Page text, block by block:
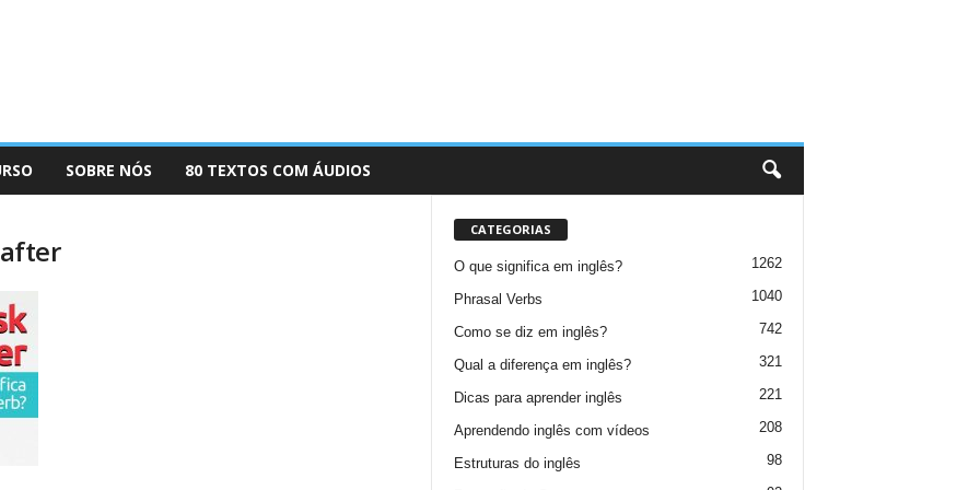
SOBRE NÓS 80 TEXTOS COM ÁUDIOS
CATEGORIAS
O que significa em inglês? 1262
Phrasal Verbs 1040
Como se diz em inglês? 742
Qual a diferença em inglês? 321
Dicas para aprender inglês 221
Aprendendo inglês com vídeos 208
Estruturas do inglês 98